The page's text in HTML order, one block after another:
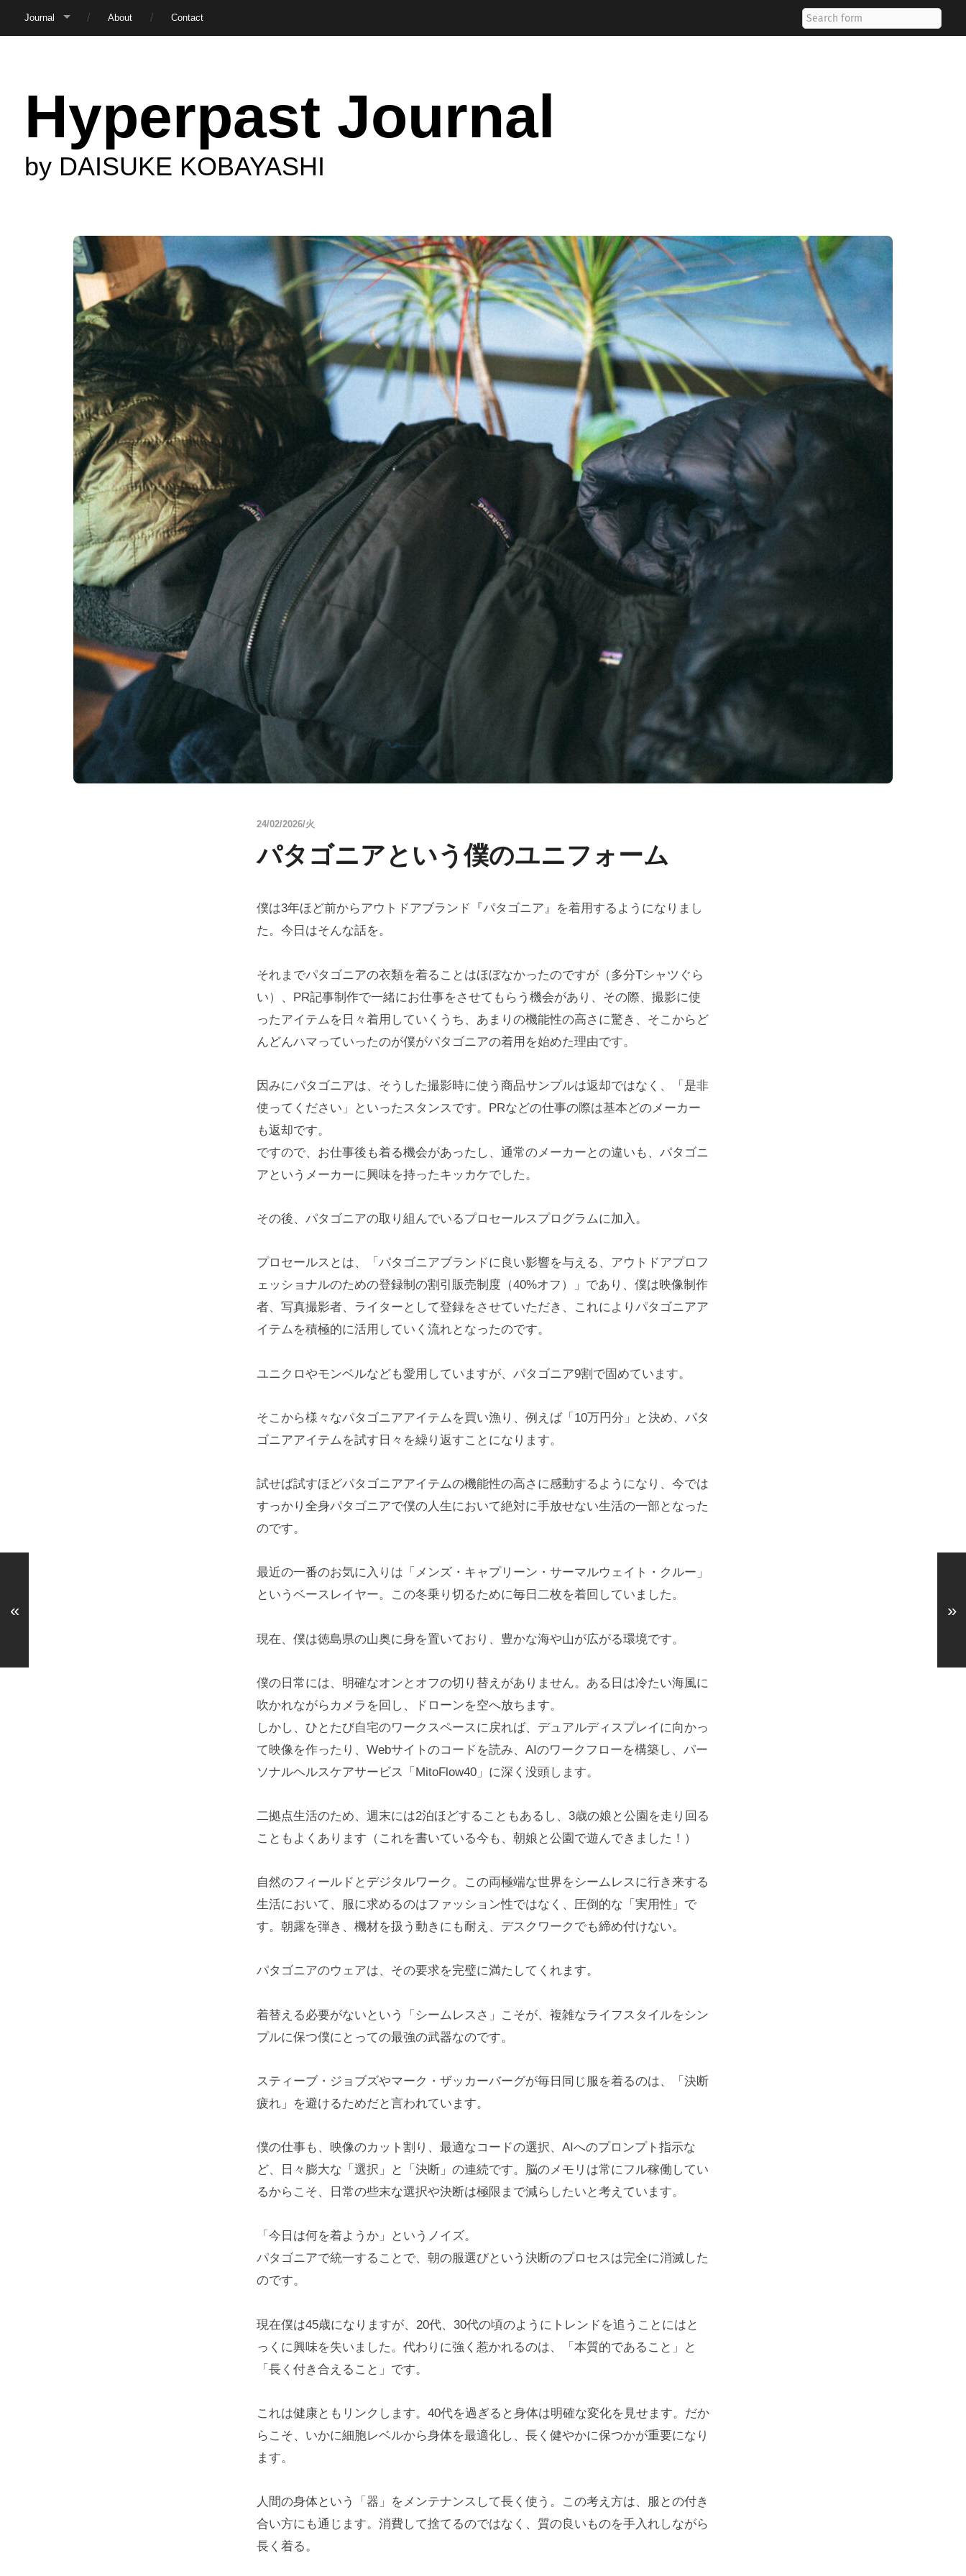
Journal About Contact
Hyperpast Journal
by DAISUKE KOBAYASHI
24/02/2026/火
パタゴニアという僕のユニフォーム
僕は3年ほど前からアウトドアブランド『パタゴニア』を着用するようになりまし
た。今日はそんな話を。
それまでパタゴニアの衣類を着ることはほぼなかったのですが（多分Tシャツぐら
い）、PR記事制作で一緒にお仕事をさせてもらう機会があり、その際、撮影に使
ったアイテムを日々着用していくうち、あまりの機能性の高さに驚き、そこからど
んどんハマっていったのが僕がパタゴニアの着用を始めた理由です。
因みにパタゴニアは、そうした撮影時に使う商品サンプルは返却ではなく、「是非
使ってください」といったスタンスです。PRなどの仕事の際は基本どのメーカー
も返却です。
ですので、お仕事後も着る機会があったし、通常のメーカーとの違いも、パタゴニ
アというメーカーに興味を持ったキッカケでした。
その後、パタゴニアの取り組んでいるプロセールスプログラムに加入。
プロセールスとは、「パタゴニアブランドに良い影響を与える、アウトドアプロフ
ェッショナルのための登録制の割引販売制度（40%オフ）」であり、僕は映像制作
者、写真撮影者、ライターとして登録をさせていただき、これによりパタゴニアア
イテムを積極的に活用していく流れとなったのです。
ユニクロやモンベルなども愛用していますが、パタゴニア9割で固めています。
そこから様々なパタゴニアアイテムを買い漁り、例えば「10万円分」と決め、パタ
ゴニアアイテムを試す日々を繰り返すことになります。
試せば試すほどパタゴニアアイテムの機能性の高さに感動するようになり、今では
すっかり全身パタゴニアで僕の人生において絶対に手放せない生活の一部となった
のです。
最近の一番のお気に入りは「メンズ・キャプリーン・サーマルウェイト・クルー」
というベースレイヤー。この冬乗り切るために毎日二枚を着回していました。
現在、僕は徳島県の山奥に身を置いており、豊かな海や山が広がる環境です。
僕の日常には、明確なオンとオフの切り替えがありません。ある日は冷たい海風に
吹かれながらカメラを回し、ドローンを空へ放ちます。
しかし、ひとたび自宅のワークスペースに戻れば、デュアルディスプレイに向かっ
て映像を作ったり、Webサイトのコードを読み、AIのワークフローを構築し、パー
ソナルヘルスケアサービス「MitoFlow40」に深く没頭します。
二拠点生活のため、週末には2泊ほどすることもあるし、3歳の娘と公園を走り回る
こともよくあります（これを書いている今も、朝娘と公園で遊んできました！）
自然のフィールドとデジタルワーク。この両極端な世界をシームレスに行き来する
生活において、服に求めるのはファッション性ではなく、圧倒的な「実用性」で
す。朝露を弾き、機材を扱う動きにも耐え、デスクワークでも締め付けない。
パタゴニアのウェアは、その要求を完璧に満たしてくれます。
着替える必要がないという「シームレスさ」こそが、複雑なライフスタイルをシン
プルに保つ僕にとっての最強の武器なのです。
スティーブ・ジョブズやマーク・ザッカーバーグが毎日同じ服を着るのは、「決断
疲れ」を避けるためだと言われています。
僕の仕事も、映像のカット割り、最適なコードの選択、AIへのプロンプト指示な
ど、日々膨大な「選択」と「決断」の連続です。脳のメモリは常にフル稼働してい
るからこそ、日常の些末な選択や決断は極限まで減らしたいと考えています。
「今日は何を着ようか」というノイズ。
パタゴニアで統一することで、朝の服選びという決断のプロセスは完全に消滅した
のです。
現在僕は45歳になりますが、20代、30代の頃のようにトレンドを追うことにはと
っくに興味を失いました。代わりに強く惹かれるのは、「本質的であること」と
「長く付き合えること」です。
これは健康ともリンクします。40代を過ぎると身体は明確な変化を見せます。だか
らこそ、いかに細胞レベルから身体を最適化し、長く健やかに保つかが重要になり
ます。
人間の身体という「器」をメンテナンスして長く使う。この考え方は、服との付き
合い方にも通じます。消費して捨てるのではなく、質の良いものを手入れしながら
長く着る。
« »